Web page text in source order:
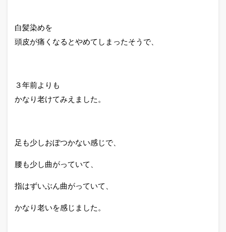
白髪染めを
頭皮が痛くなるとやめてしまったそうで、
３年前よりも
かなり老けてみえました。
足も少しおぼつかない感じで、
腰も少し曲がっていて、
指はずいぶん曲がっていて、
かなり老いを感じました。